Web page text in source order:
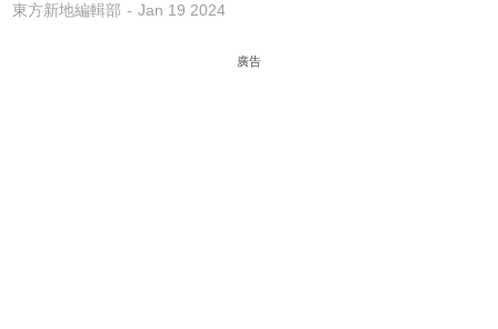
東方新地編輯部 Jan 19 2024
廣告